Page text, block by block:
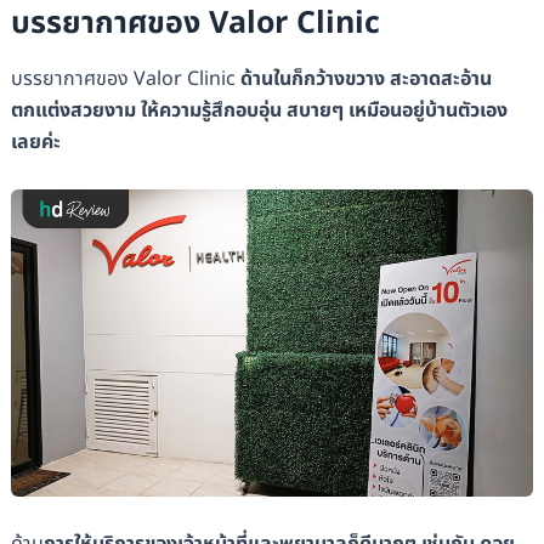
บรรยากาศของ Valor Clinic
บรรยากาศของ Valor Clinic ด้านในก็กว้างขวาง สะอาดสะอ้าน
ตกแต่งสวยงาม ให้ความรู้สึกอบอุ่น สบายๆ เหมือนอยู่บ้านตัวเอง
เลยค่ะ